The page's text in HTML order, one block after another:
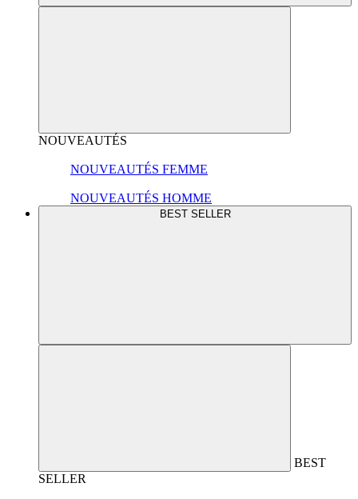
NOUVEAUTÉS
NOUVEAUTÉS FEMME
NOUVEAUTÉS HOMME
BEST SELLER
BEST
SELLER